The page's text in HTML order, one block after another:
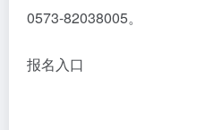
0573-82038005。
报名入口